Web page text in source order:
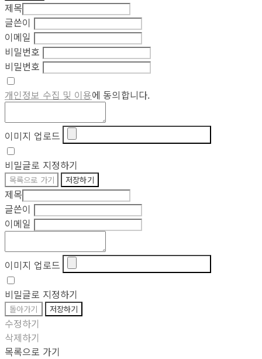
제목
글쓴이
이메일
비밀번호
비밀번호
개인정보 수집 및 이용에 동의합니다.
이미지 업로드
비밀글로 지정하기
목록으로 가기 저장하기
제목
글쓴이
이메일
이미지 업로드
비밀글로 지정하기
돌아가기 저장하기
수정하기
삭제하기
목록으로 가기